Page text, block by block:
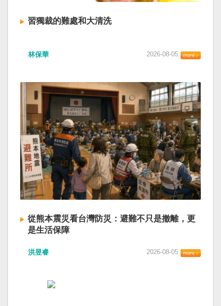
習獨裁的難處和大清洗
林保華 2026-08-05
從熊本震災看台灣防災：避難不只是撤離，更
是生活保障
洪昱睿 2026-08-05